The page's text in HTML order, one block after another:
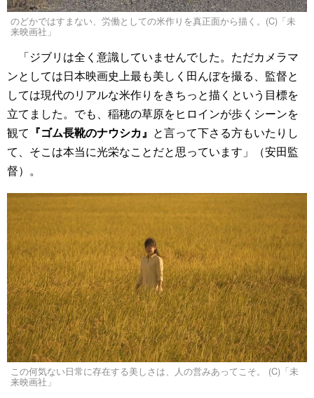
のどかではすまない、労働としての米作りを真正面から描く。(C)「未
来映画社」
「ジブリは全く意識していませんでした。ただカメラマ
ンとしては日本映画史上最も美しく田んぼを撮る、監督と
しては現代のリアルな米作りをきちっと描くという目標を
立てました。でも、稲穂の草原をヒロインが歩くシーンを
観て 『ゴム長靴のナウシカ』 と言って下さる方もいたりし
て、そこは本当に光栄なことだと思っています」（安田監
督）。
この何気ない日常に存在する美しさは、人の営みあってこそ。 (C)「未
来映画社」